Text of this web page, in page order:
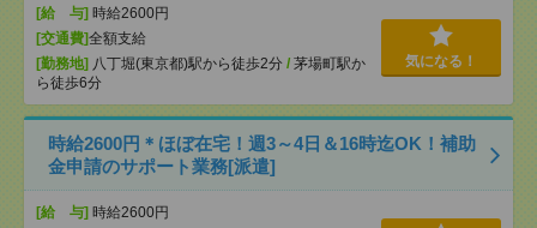
[給 与] 時給2600円
[交通費]全額支給
[勤務地] 八丁堀(東京都)駅から徒歩2分 / 茅場町駅か
ら徒歩6分
気になる！
時給2600円＊ほぼ在宅！週3～4日＆16時迄OK！補助
金申請のサポート業務[派遣]
[給 与] 時給2600円